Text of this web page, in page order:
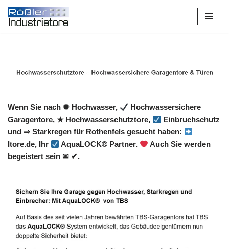
Zum
Wenn Sie nach ✺ Hochwasser,
Hochwassersichere
Garagentore, ★ Hochwasserschutztore,
Einbruchschutz
und ⇒ Starkregen für Rothenfels gesucht haben:
Itore.de, Ihr
AquaLOCK® Partner.
Auch Sie werden
begeistert sein ✉ ✔.